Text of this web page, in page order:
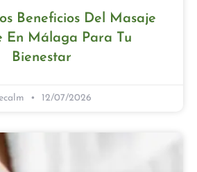
Beneficios Del Masaje
En Málaga Para Tu
Bienestar
12/07/2026